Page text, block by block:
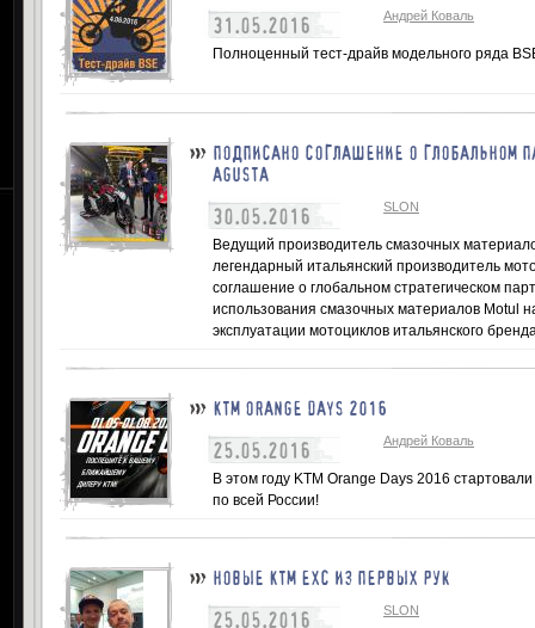
31.05.2016 Андрей Коваль
Полноценный тест-драйв модельного ряда
ПОДПИСАНО СОГЛАШЕНИЕ О ГЛОБАЛЬНОМ
AGUSTA
30.05.2016 SLON
Ведущий производитель смазочных
легендарный итальянский производитель
соглашение о глобальном стратегическом
использования смазочных материалов Motul
эксплуатации мотоциклов итальянского
KTM ORANGE DAYS 2016
25.05.2016 Андрей Коваль
В этом году KTM Orange Days 2016
по всей России!
НОВЫЕ KTM EXC ИЗ ПЕРВЫХ РУК
25.05.2016 SLON